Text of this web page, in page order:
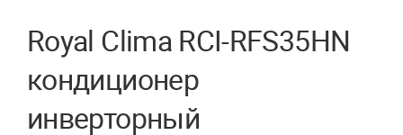
Royal Clima RCI-RFS35HN
кондиционер
инверторный